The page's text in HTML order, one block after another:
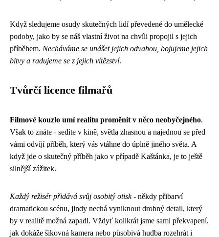
Když sledujeme osudy skutečných lidí převedené do umělecké
podoby, jako by se náš vlastní život na chvíli propojil s jejich
příběhem. Necháváme se unášet jejich odvahou, bojujeme jejich
bitvy a radujeme se z jejich vítězství.
Tvůrčí licence filmařů
Filmové kouzlo umí realitu proměnit v něco neobyčejného.
Však to znáte - sedíte v kině, světla zhasnou a najednou se před
vámi odvíjí příběh, který vás vtáhne do úplně jiného světa. A
když jde o skutečný příběh jako v případě Kaštánka, je to ještě
silnější zážitek.
Každý režisér přidává svůj osobitý otisk- někdy přibarví
dramatickou scénu, jindy nechá vyniknout drobný detail, který
by v realitě možná zapadl. Vždyť kolikrát jsme sami překvapení,
jak dokáže šikovná kamera nebo působivá hudba rozehrát i